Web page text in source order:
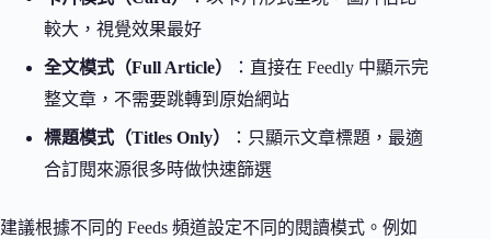
較大，視覺效果最好
全文模式（Full Article）
：直接在 Feedly 中顯示完
整文章，不需要跳轉到原始網站
標題模式（Titles Only）
：只顯示文章標題，最適
合訂閱來源很多時做快速篩選
建議根據不同的 Feeds 頻道設定不同的閱讀模式。例如